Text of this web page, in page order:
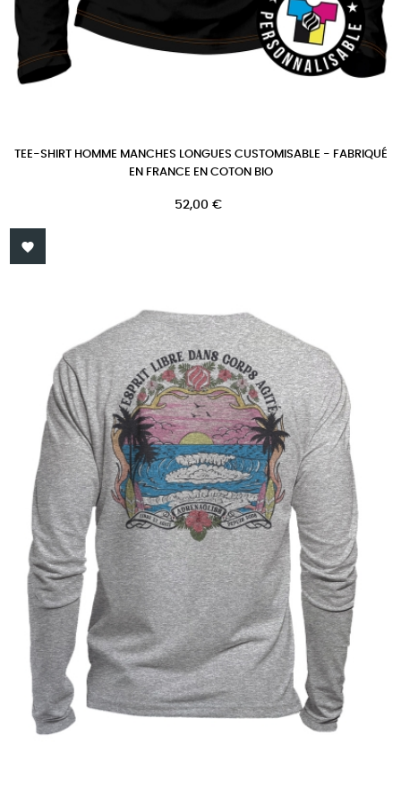
TEE-SHIRT HOMME MANCHES LONGUES CUSTOMISABLE - FABRIQUÉ
EN FRANCE EN COTON BIO
Prix
52,00 €
